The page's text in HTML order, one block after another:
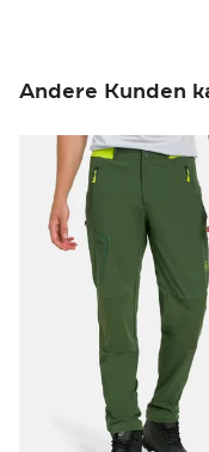
Andere Kunden